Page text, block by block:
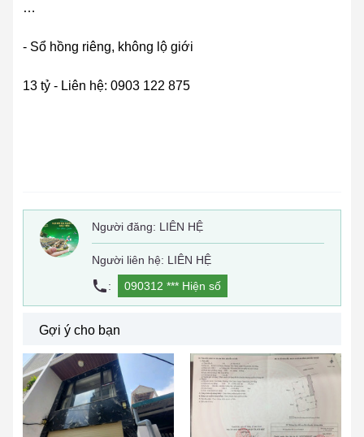
…
- Sổ hồng riêng, không lộ giới
13 tỷ - Liên hệ: 0903 122 875​
Người đăng: LIÊN HỆ
Người liên hệ: LIÊN HỆ
:
090312 *** Hiện số
Gợi ý cho bạn